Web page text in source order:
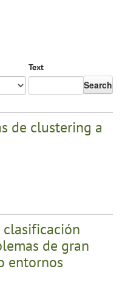
Text
Search
de clustering a
clasificación
de gran
entornos